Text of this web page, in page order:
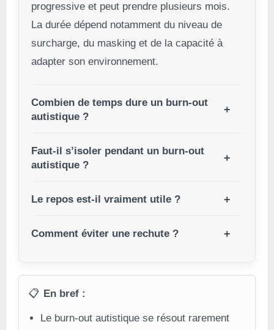
progressive et peut prendre plusieurs mois.
La durée dépend notamment du niveau de
surcharge, du masking et de la capacité à
adapter son environnement.
Combien de temps dure un burn-out
autistique ?
Faut-il s’isoler pendant un burn-out
autistique ?
Le repos est-il vraiment utile ?
Comment éviter une rechute ?
📋 En bref :
Le burn-out autistique se résout rarement